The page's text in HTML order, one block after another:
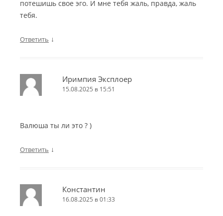
потешишь свое эго. И мне тебя жаль, правда, жаль
тебя.
Ответить ↓
Иримпия Эксплоер
15.08.2025 в 15:51
Валюша ты ли это ? )
Ответить ↓
Константин
16.08.2025 в 01:33